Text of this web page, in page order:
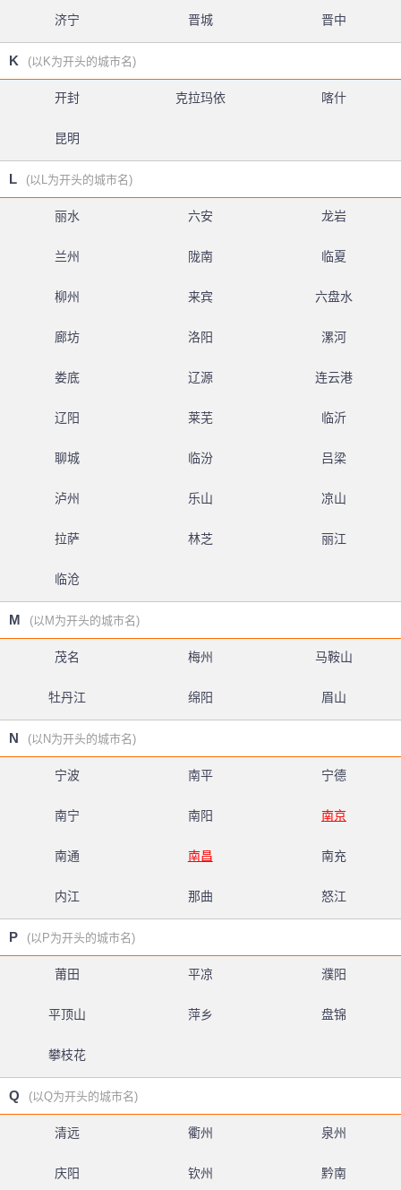
济宁 晋城 晋中
K (以K为开头的城市名)
开封 克拉玛依 喀什
昆明
L (以L为开头的城市名)
丽水 六安 龙岩
兰州 陇南 临夏
柳州 来宾 六盘水
廊坊 洛阳 漯河
娄底 辽源 连云港
辽阳 莱芜 临沂
聊城 临汾 吕梁
泸州 乐山 凉山
拉萨 林芝 丽江
临沧
M (以M为开头的城市名)
茂名 梅州 马鞍山
牡丹江 绵阳 眉山
N (以N为开头的城市名)
宁波 南平 宁德
南宁 南阳 南京
南通 南昌 南充
内江 那曲 怒江
P (以P为开头的城市名)
莆田 平凉 濮阳
平顶山 萍乡 盘锦
攀枝花
Q (以Q为开头的城市名)
清远 衢州 泉州
庆阳 钦州 黔南